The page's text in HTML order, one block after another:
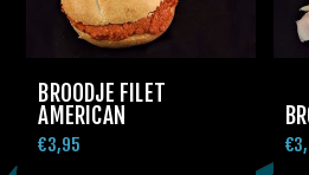
BROODJE FILET
AMERICAN
€3,95